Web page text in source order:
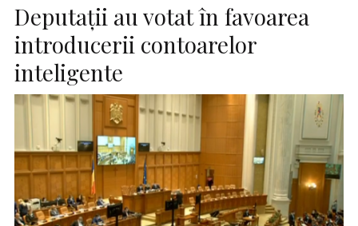
Deputaţii au votat în favoarea
introducerii contoarelor
inteligente